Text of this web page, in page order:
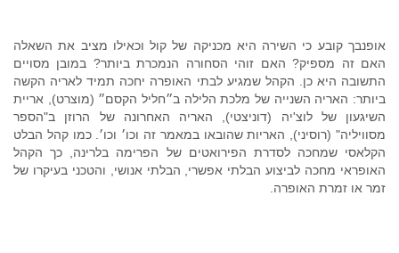
אופנבך קובע כי השירה היא מכניקה של קול וכאילו מציב את השאלה
האם זה מספיק? האם זוהי הסחורה הנמכרת ביותר? במובן מסויים
התשובה היא כן. הקהל שמגיע לבתי האופרה יחכה תמיד לאריה הקשה
ביותר: האריה השנייה של מלכת הלילה ב״חליל הקסם״ (מוצרט), אריית
השיגעון של לוצ'יה (דוניצטי), האריה האחרונה של הרוזן ב"הספר
מסוויליה" (רוסיני), האריות שהובאו במאמר זה וכו׳ וכו׳. כמו קהל הבלט
הקלאסי שמחכה לסדרת הפירואטים של הפרימה בלרינה, כך הקהל
האופראי מחכה לביצוע הבלתי אפשרי, הבלתי אנושי, והטכני בעיקרו של
זמר או זמרת האופרה.